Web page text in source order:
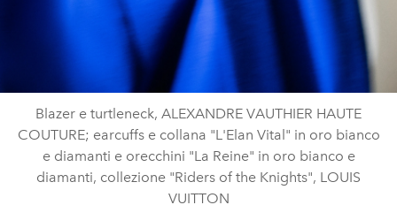
Blazer e turtleneck, ALEXANDRE VAUTHIER HAUTE
COUTURE; earcuffs e collana "L'Elan Vital" in oro bianco
e diamanti e orecchini "La Reine" in oro bianco e
diamanti, collezione "Riders of the Knights", LOUIS
VUITTON